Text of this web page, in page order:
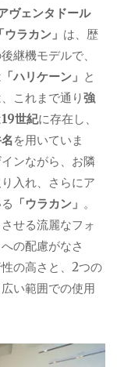
アヴェンタドール
「ウラカン」 は、歴
継機モデルで、
「ハリケーン」 と
これまで通り強
19世紀に存在し、
を用いていま
ンながら、お隣
入れ、さらにア
「ウラカン」 。
せる流麗なフォ
の配慮がなさ
の高さと、2つの
い範囲での使用